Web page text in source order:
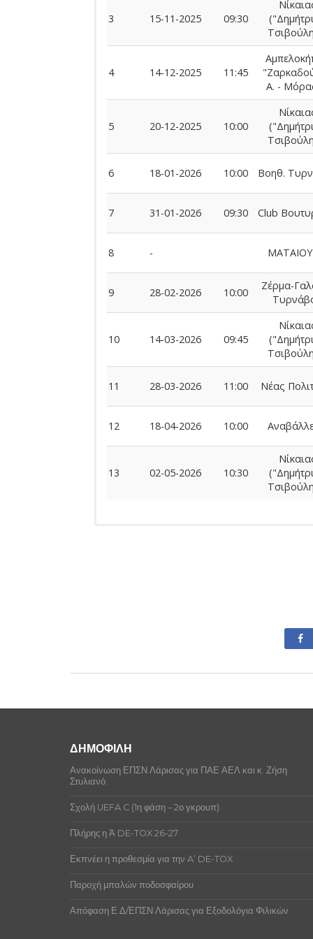
3 15-11-2025 09:30
4 14-12-2025 11:45
Α. -
5 20-12-2025 10:00
6 18-01-2026 10:00 Βοηθ.
7 31-01-2026 09:30 Club
8 -
9 28-02-2026 10:00
Ζέρμα-
10 14-03-2026 09:45
11 28-03-2026 11:00 Νέας
12 18-04-2026 10:00
13 02-05-2026 10:30
Η ομάδα δεν έχει δεχθεί ποινές την
ΔΗΜΟΦΙΛΗ
Ανακοίνωση ΕΠΣΝ Λάρισας για ΠΑΕ ΑΕΛ και κ. Ζήση
Στυλιανό.
Σχολή UEFA C (1η φάση – 2ο γκρουπ)
Πλήρης η Ά DE-TOX 26-27
Εκπνέει η προθεσμία για την A’ DE-TOX
Παροχή μπαλών ποδοσφαίρου
Απόφαση Ε.Δ/ΕΠΣΝ Λάρισας για Εξοδολόγια Φιλικών